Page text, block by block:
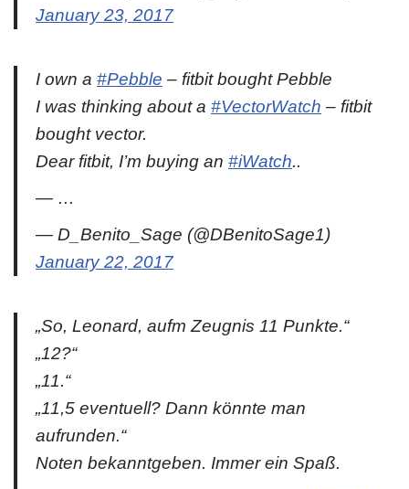
January 23, 2017
I own a #Pebble – fitbit bought Pebble
I was thinking about a #VectorWatch – fitbit
bought vector.
Dear fitbit, I’m buying an #iWatch..
— …
— D_Benito_Sage (@DBenitoSage1)
January 22, 2017
„So, Leonard, aufm Zeugnis 11 Punkte.“
„12?“
„11.“
„11,5 eventuell? Dann könnte man
aufrunden.“
Noten bekanntgeben. Immer ein Spaß.